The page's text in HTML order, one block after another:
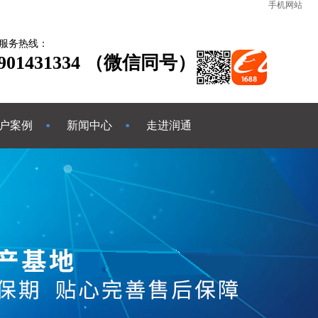
务热线：
（微信同号）
手机网站
案例 新闻中心 走进润通